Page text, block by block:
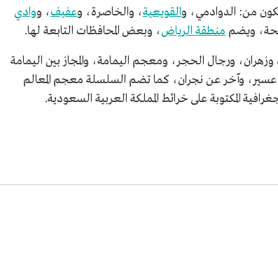
من: الدوادمي، والقويعية، والخاصرة، وعفيف، ووادي
منطقة الرياض، وبعض المحافظات التابعة لها.
ورجال الحجر، ومعجم اليمامة، والمجاز بين اليمامة
وآخر عن نجران، كما تضم السلسلة معجم المعالم
المكتوبة على خرائط المملكة العربية السعودية.